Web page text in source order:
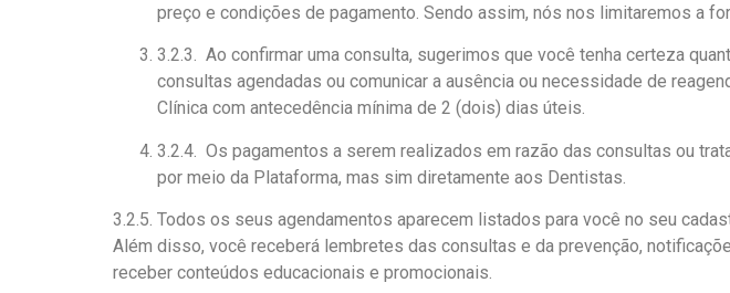
preço e condições de pagamento. Sendo assim, nós nos limitaremos a
3.2.3. Ao confirmar uma consulta, sugerimos que você tenha certeza
consultas agendadas ou comunicar a ausência ou necessidade de
Clínica com antecedência mínima de 2 (dois) dias úteis.
3.2.4. Os pagamentos a serem realizados em razão das consultas ou
por meio da Plataforma, mas sim diretamente aos Dentistas.
3.2.5. Todos os seus agendamentos aparecem listados para você no seu
Além disso, você receberá lembretes das consultas e da prevenção,
receber conteúdos educacionais e promocionais.